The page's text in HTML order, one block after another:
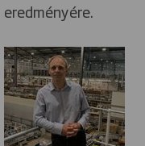
eredményére.